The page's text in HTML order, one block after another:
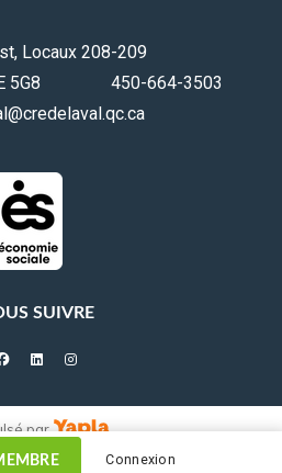
Connexion
Est, Locaux 208-209
5G8 450-664-3503
SUIVRE
facebooklinkedininstagram
par